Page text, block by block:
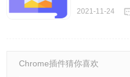
2021-11-24
Chrome插件猜你喜欢